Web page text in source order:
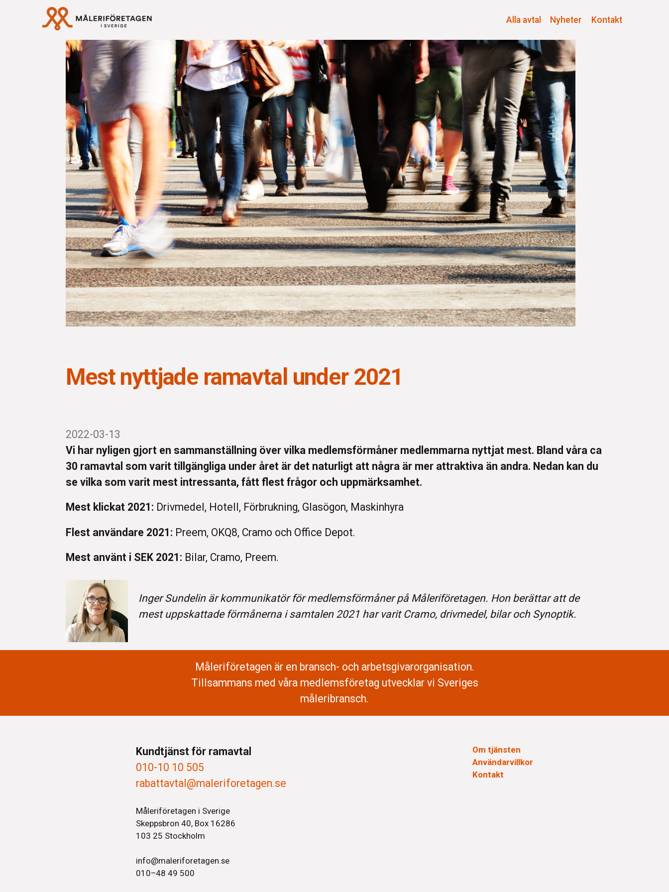
Alla avtal Nyheter Kontakt
Mest nyttjade ramavtal under 2021
2022-03-13
Vi har nyligen gjort en sammanställning över vilka medlemsförmåner medlemmarna nyttjat mest. Bland våra ca
30 ramavtal som varit tillgängliga under året är det naturligt att några är mer attraktiva än andra. Nedan kan du
se vilka som varit mest intressanta, fått flest frågor och uppmärksamhet.
Mest klickat 2021: Drivmedel, Hotell, Förbrukning, Glasögon, Maskinhyra
Flest användare 2021: Preem, OKQ8, Cramo och Office Depot.
Mest använt i SEK 2021: Bilar, Cramo, Preem.
Inger Sundelin är kommunikatör för medlemsförmåner på Måleriföretagen. Hon berättar att de
mest uppskattade förmånerna i samtalen 2021 har varit Cramo, drivmedel, bilar och Synoptik.
Måleriföretagen är en bransch- och arbetsgivarorganisation.
Tillsammans med våra medlemsföretag utvecklar vi Sveriges
måleribransch.
Kundtjänst för ramavtal
010-10 10 505
rabattavtal@maleriforetagen.se
Måleriföretagen i Sverige
Skeppsbron 40, Box 16286
103 25 Stockholm
info@maleriforetagen.se
010–48 49 500
Om tjänsten
Användarvillkor
Kontakt